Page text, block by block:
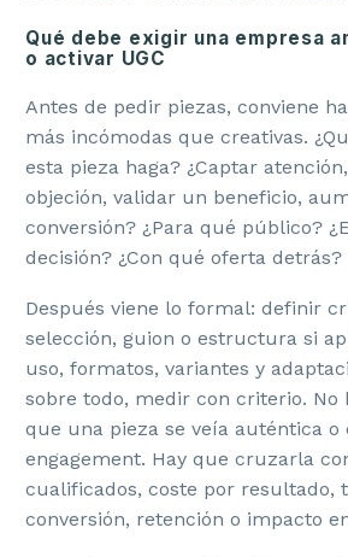
Qué debe exigir una empresa
o activar UGC
Antes de pedir piezas, conviene
más incómodas que creativas.
esta pieza haga? ¿Captar
objeción, validar un beneficio,
conversión? ¿Para qué público?
decisión? ¿Con qué oferta detrás?
Después viene lo formal: definir
selección, guion o estructura si
uso, formatos, variantes y
sobre todo, medir con criterio. No
que una pieza se veía auténtica
engagement. Hay que cruzarla
cualificados, coste por resultado,
conversión, retención o impacto